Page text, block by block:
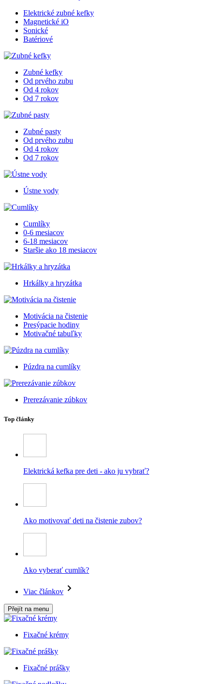
Elektrické zubné kefky
Magnetické iO
Sonické
Batériové
Zubné kefky
Od prvého zubu
Od 4 rokov
Od 7 rokov
Zubné pasty
Od prvého zubu
Od 4 rokov
Od 7 rokov
Ústne vody
Cumlíky
0-6 mesiacov
6-18 mesiacov
Staršie ako 18 mesiacov
Hrkálky a hryzátka
Motivácia na čistenie
Presýpacie hodiny
Motivačné tabuľky
Púzdra na cumlíky
Prerezávanie zúbkov
Top články
Elektrická kefka pre deti - ako ju vybrať?
Ako motivovať deti na čistenie zubov?
Ako vyberať cumlík?
Viac článkov
Přejít na menu
Fixačné krémy
Fixačné prášky